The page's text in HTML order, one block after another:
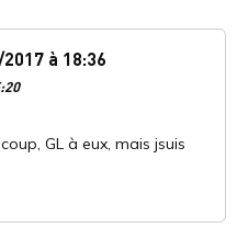
à 18:36
GL à eux, mais jsuis